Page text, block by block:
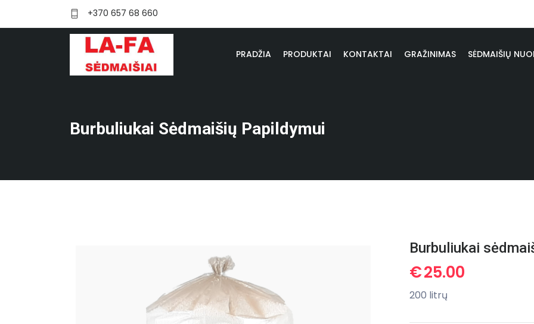
+370 657 68 660
PRADŽIA PRODUKTAI KONTAKTAI GRAŽINIMAS SĖDMAIŠIŲ
Burbuliukai Sėdmaišių Papildymui
Burbuliukai
€25.00
200 litrų